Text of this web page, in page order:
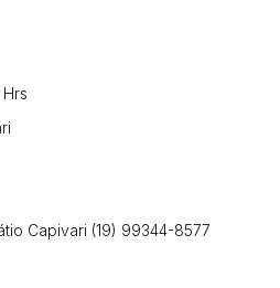
Capivari (19) 99344-8577